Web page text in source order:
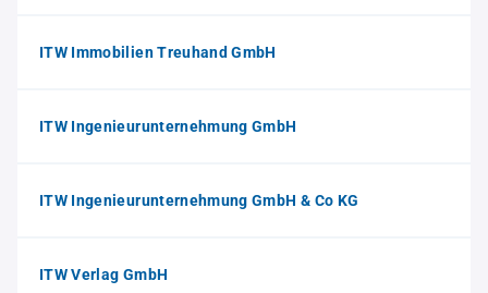
ITW Immobilien Treuhand GmbH
ITW Ingenieurunternehmung GmbH
ITW Ingenieurunternehmung GmbH & Co KG
ITW Verlag GmbH